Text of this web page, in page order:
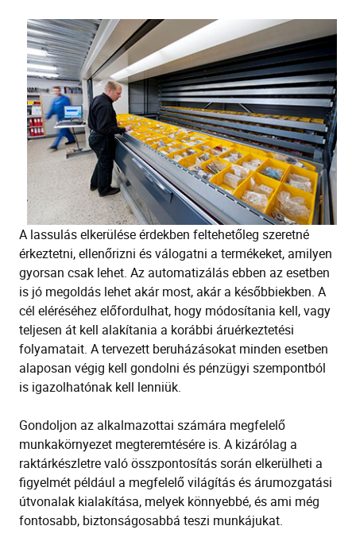
A lassulás elkerülése érdekben feltehetőleg szeretné
érkeztetni, ellenőrizni és válogatni a termékeket, amilyen
gyorsan csak lehet. Az automatizálás ebben az esetben
is jó megoldás lehet akár most, akár a későbbiekben. A
cél eléréséhez előfordulhat, hogy módosítania kell, vagy
teljesen át kell alakítania a korábbi áruérkeztetési
folyamatait. A tervezett beruházásokat minden esetben
alaposan végig kell gondolni és pénzügyi szempontból
is igazolhatónak kell lenniük.
Gondoljon az alkalmazottai számára megfelelő
munkakörnyezet megteremtésére is. A kizárólag a
raktárkészletre való összpontosítás során elkerülheti a
figyelmét például a megfelelő világítás és árumozgatási
útvonalak kialakítása, melyek könnyebbé, és ami még
fontosabb, biztonságosabbá teszi munkájukat.